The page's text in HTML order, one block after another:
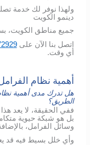
ولهذا نوفر لك خدمة
دينمو الكويت
جميع مناطق الكويت،
اتصل بنا الآن على
أي وقت.
أهمية نظام
هل تدرك مدى أهمية
الطريق؟
ففي الحقيقة، لا يعد
بل هو شبكة حيوية
وسائل الفرامل،
وأي خلل بسيط فيه قد